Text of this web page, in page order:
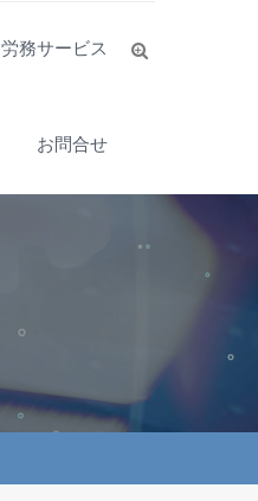
労務サービス
お問合せ